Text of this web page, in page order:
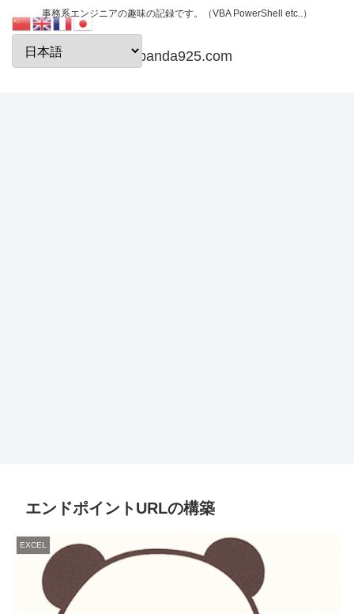
事務系エンジニアの趣味の記録です。（VBA PowerShell etc..）
papanda925.com
エンドポイントURLの構築
EXCEL